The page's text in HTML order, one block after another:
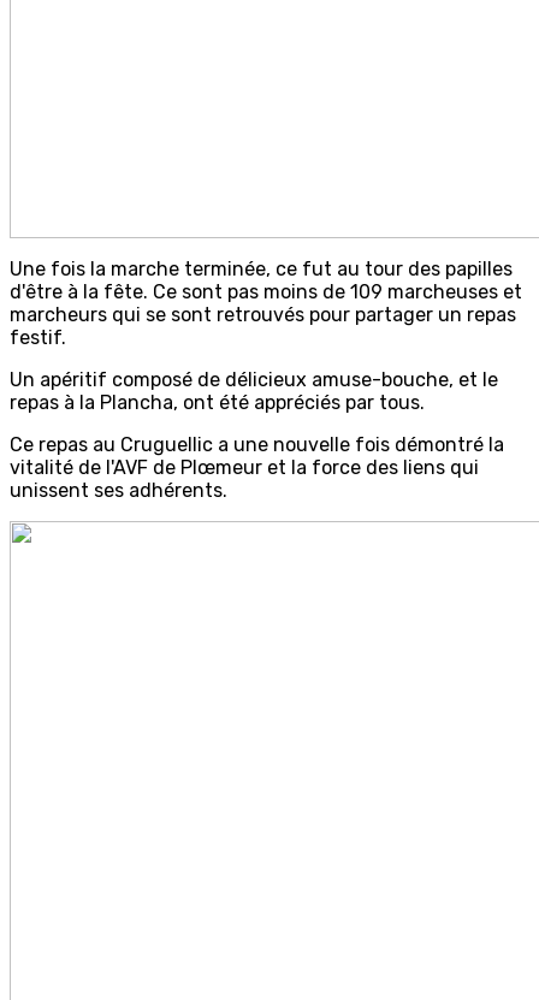
Une fois la marche terminée, ce fut au tour des papilles
d'être à la fête. Ce sont pas moins de 109 marcheuses et
marcheurs qui se sont retrouvés pour partager un repas
festif.
Un apéritif composé de délicieux amuse-bouche, et le
repas à la Plancha, ont été appréciés par tous.
Ce repas au Cruguellic a une nouvelle fois démontré la
vitalité de l'AVF de Plœmeur et la force des liens qui
unissent ses adhérents.